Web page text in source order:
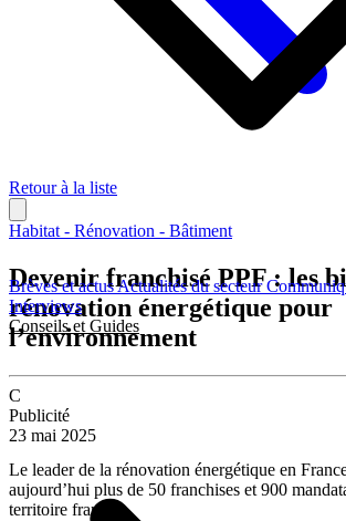
Brèves et actusActualités du secteur
Interviews
Conseils et Guides
Retour à la liste
Habitat - Rénovation - Bâtiment
Devenir franchisé PPF : les
rénovation énergétique pour
l’environnement
C
Publicité
23 mai 2025
Le leader de la rénovation énergétique en
aujourd’hui plus de 50 franchises et 900
territoire français.